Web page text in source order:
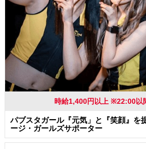
時給1,400円以上 ※22:00以
パブスタガール『元気」と『笑顔』を
ージ・ガールズサポーター